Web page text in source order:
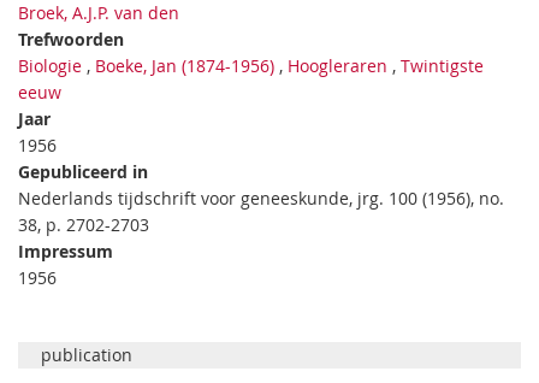
Broek, A.J.P. van den
Trefwoorden
Biologie , Boeke, Jan (1874-1956) , Hoogleraren , Twintigste
eeuw
Jaar
1956
Gepubliceerd in
Nederlands tijdschrift voor geneeskunde, jrg. 100 (1956), no.
38, p. 2702-2703
Impressum
1956
publication